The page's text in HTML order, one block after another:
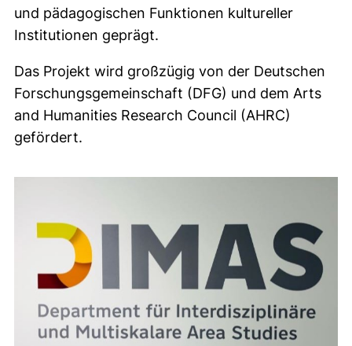
und pädagogischen Funktionen kultureller
Institutionen geprägt.
Das Projekt wird großzügig von der Deutschen
Forschungsgemeinschaft (DFG) und dem Arts
and Humanities Research Council (AHRC)
gefördert.